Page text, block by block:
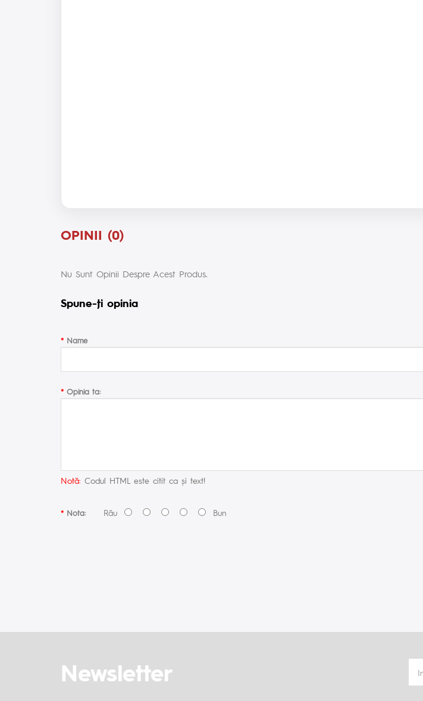
OPINII (0)
Nu Sunt Opinii Despre Acest Produs.
Spune-ţi opinia
Name
Opinia ta:
Notă: Codul HTML este citit ca şi text!
Nota:Rău Bun
Newsletter